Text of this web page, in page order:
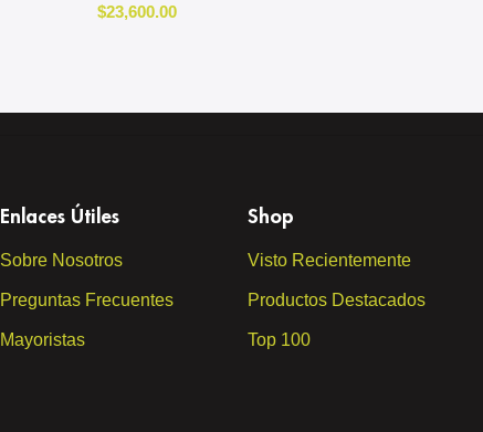
$23,600.00
Enlaces Útiles
Sobre Nosotros
Preguntas Frecuentes
Mayoristas
Shop
Visto Recientemente
Productos Destacados
Top 100